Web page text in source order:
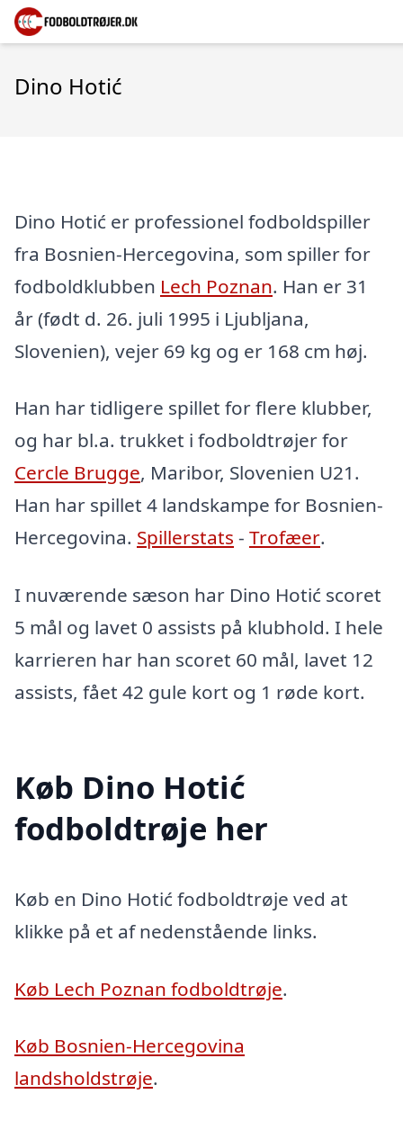
Dino Hotić
Dino Hotić er professionel fodboldspiller
fra Bosnien-Hercegovina, som spiller for
fodboldklubben Lech Poznan. Han er 31
år (født d. 26. juli 1995 i Ljubljana,
Slovenien), vejer 69 kg og er 168 cm høj.
Han har tidligere spillet for flere klubber,
og har bl.a. trukket i fodboldtrøjer for
Cercle Brugge, Maribor, Slovenien U21.
Han har spillet 4 landskampe for Bosnien-
Hercegovina. Spillerstats - Trofæer.
I nuværende sæson har Dino Hotić scoret
5 mål og lavet 0 assists på klubhold. I hele
karrieren har han scoret 60 mål, lavet 12
assists, fået 42 gule kort og 1 røde kort.
Køb Dino Hotić
fodboldtrøje her
Køb en Dino Hotić fodboldtrøje ved at
klikke på et af nedenstående links.
Køb Lech Poznan fodboldtrøje.
Køb Bosnien-Hercegovina
landsholdstrøje.